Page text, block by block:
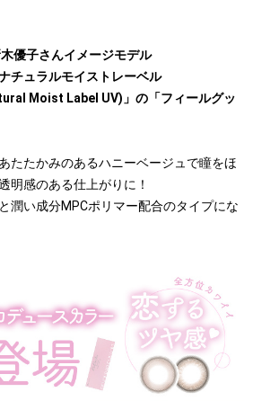
優子さんイメージモデル
チュラルモイストレーベル
Moist Label UV)」の「フィールグッ
たたかみのあるハニーベージュで瞳をほ
明感のある仕上がりに！
潤い成分MPCポリマー配合のタイプにな